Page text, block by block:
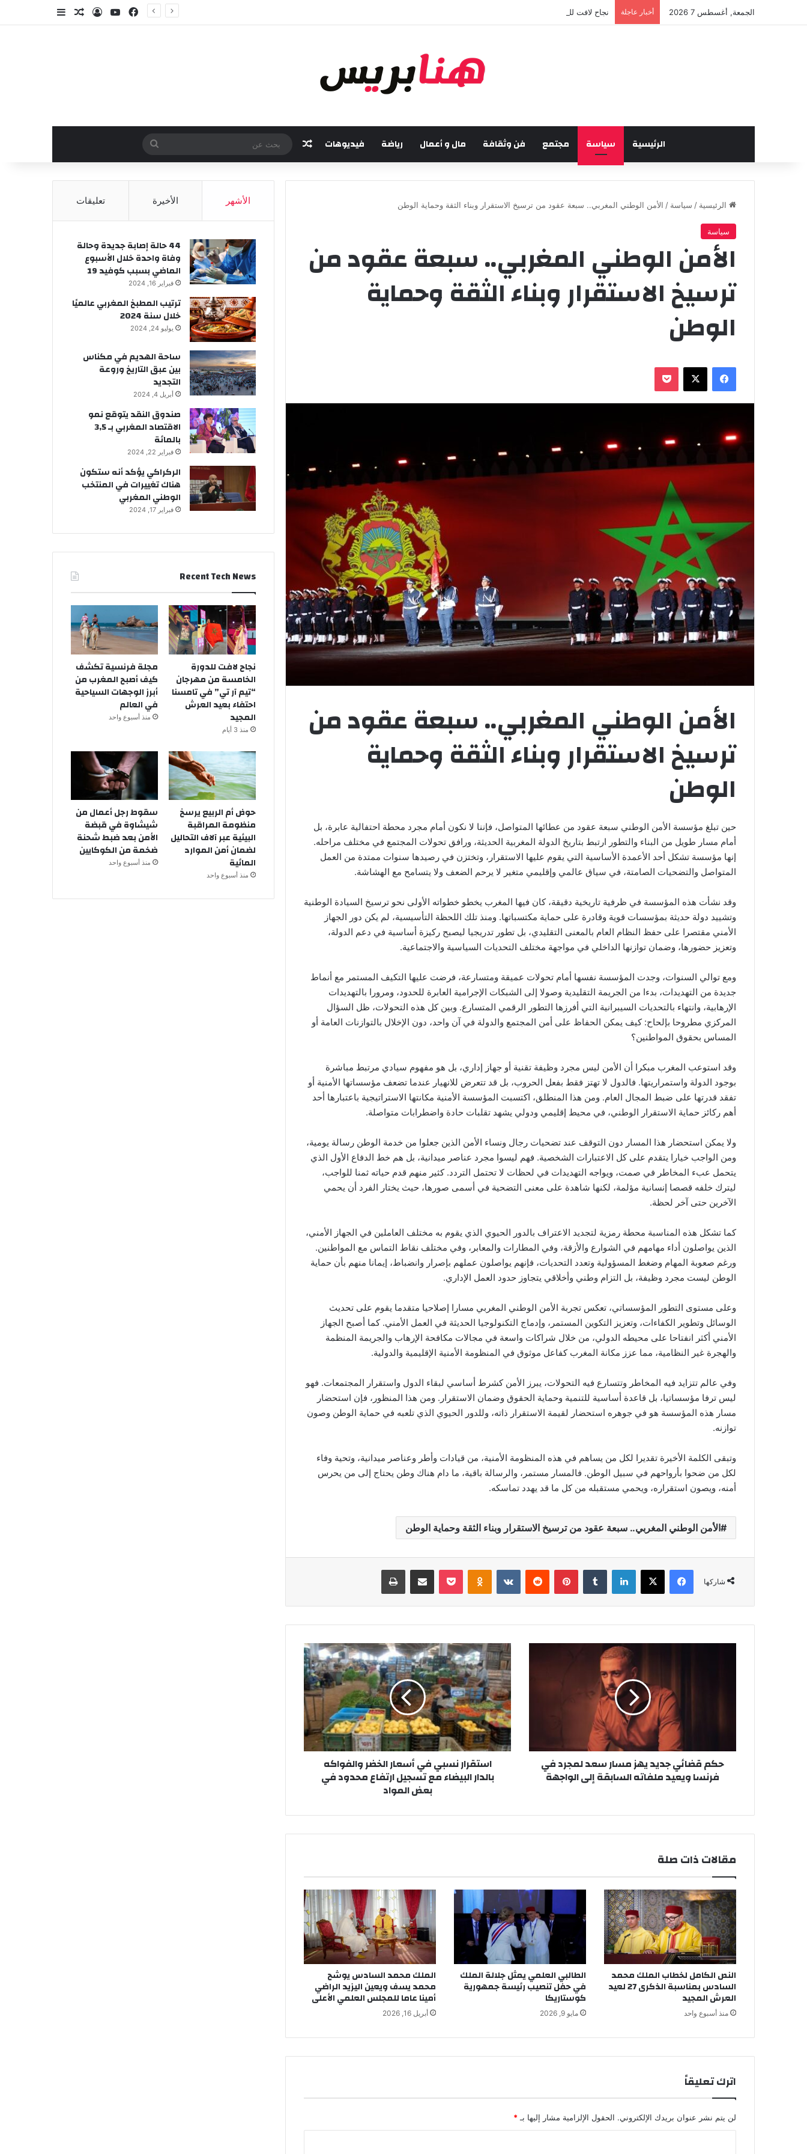
الجمعة, أغسطس 7 2026 أخبار عاجلة نجاح لافت للدورة الخامسة من مهرجان “تيم آر تي” في تامسنا احتفاء بعيد العرش المجيد فيسبوك‫YouTubeتسجيل الدخول
مقال عشوائي
الرئيسية سياسة مجتمع فن وثقافة مال و أعمال رياضة فيديوهات مقال عشوائي
عن
الرئيسية / سياسة / الأمن الوطني المغربي.. سبعة عقود من ترسيخ الاستقرار وبناء الثقة وحماية الوطن
سياسة
الأمن الوطني المغربي.. سبعة عقود من
ترسيخ الاستقرار وبناء الثقة وحماية
الوطن
فيسبوك
الأمن الوطني المغربي.. سبعة عقود من
ترسيخ الاستقرار وبناء الثقة وحماية
الوطن
حين تبلغ مؤسسة الأمن الوطني سبعة عقود من عطائها المتواصل، فإننا لا نكون أمام مجرد محطة احتفالية عابرة، بل
أمام مسار طويل من البناء والتطور ارتبط بتاريخ الدولة المغربية الحديثة، ورافق تحولات المجتمع في مختلف مراحله.
إنها مؤسسة تشكل أحد الأعمدة الأساسية التي يقوم عليها الاستقرار، وتختزن في رصيدها سنوات ممتدة من العمل
المتواصل والتضحيات الصامتة، في سياق عالمي وإقليمي متغير لا يرحم الضعف ولا يتسامح مع الهشاشة.
وقد نشأت هذه المؤسسة في ظرفية تاريخية دقيقة، كان فيها المغرب يخطو خطواته الأولى نحو ترسيخ السيادة الوطنية
وتشييد دولة حديثة بمؤسسات قوية وقادرة على حماية مكتسباتها. ومنذ تلك اللحظة التأسيسية، لم يكن دور الجهاز
الأمني مقتصرا على حفظ النظام العام بالمعنى التقليدي، بل تطور تدريجيا ليصبح ركيزة أساسية في دعم الدولة،
وتعزيز حضورها، وضمان توازنها الداخلي في مواجهة مختلف التحديات السياسية والاجتماعية.
ومع توالي السنوات، وجدت المؤسسة نفسها أمام تحولات عميقة ومتسارعة، فرضت عليها التكيف المستمر مع أنماط
جديدة من التهديدات، بدءا من الجريمة التقليدية وصولا إلى الشبكات الإجرامية العابرة للحدود، ومرورا بالتهديدات
الإرهابية، وانتهاء بالتحديات السيبرانية التي أفرزها التطور الرقمي المتسارع. وبين كل هذه التحولات، ظل السؤال
المركزي مطروحا بإلحاح: كيف يمكن الحفاظ على أمن المجتمع والدولة في آن واحد، دون الإخلال بالتوازنات العامة أو
المساس بحقوق المواطنين؟
وقد استوعب المغرب مبكرا أن الأمن ليس مجرد وظيفة تقنية أو جهاز إداري، بل هو مفهوم سيادي مرتبط مباشرة
بوجود الدولة واستمراريتها. فالدول لا تهتز فقط بفعل الحروب، بل قد تتعرض للانهيار عندما تضعف مؤسساتها الأمنية أو
تفقد قدرتها على ضبط المجال العام. ومن هذا المنطلق، اكتسبت المؤسسة الأمنية مكانتها الاستراتيجية باعتبارها أحد
أهم ركائز حماية الاستقرار الوطني، في محيط إقليمي ودولي يشهد تقلبات حادة واضطرابات متواصلة.
ولا يمكن استحضار هذا المسار دون التوقف عند تضحيات رجال ونساء الأمن الذين جعلوا من خدمة الوطن رسالة يومية،
ومن الواجب خيارا يتقدم على كل الاعتبارات الشخصية. فهم ليسوا مجرد عناصر ميدانية، بل هم خط الدفاع الأول الذي
يتحمل عبء المخاطر في صمت، ويواجه التهديدات في لحظات لا تحتمل التردد. كثير منهم قدم حياته ثمنا للواجب،
ليترك خلفه قصصا إنسانية مؤلمة، لكنها شاهدة على معنى التضحية في أسمى صورها، حيث يختار الفرد أن يحمي
الآخرين حتى آخر لحظة.
كما تشكل هذه المناسبة محطة رمزية لتجديد الاعتراف بالدور الحيوي الذي يقوم به مختلف العاملين في الجهاز الأمني،
الذين يواصلون أداء مهامهم في الشوارع والأزقة، وفي المطارات والمعابر، وفي مختلف نقاط التماس مع المواطنين.
ورغم صعوبة المهام وضغط المسؤولية وتعدد التحديات، فإنهم يواصلون عملهم بإصرار وانضباط، إيمانا منهم بأن حماية
الوطن ليست مجرد وظيفة، بل التزام وطني وأخلاقي يتجاوز حدود العمل الإداري.
وعلى مستوى التطور المؤسساتي، تعكس تجربة الأمن الوطني المغربي مسارا إصلاحيا متقدما يقوم على تحديث
الوسائل وتطوير الكفاءات، وتعزيز التكوين المستمر، وإدماج التكنولوجيا الحديثة في العمل الأمني. كما أصبح الجهاز
الأمني أكثر انفتاحا على محيطه الدولي، من خلال شراكات واسعة في مجالات مكافحة الإرهاب والجريمة المنظمة
والهجرة غير النظامية، مما عزز مكانة المغرب كفاعل موثوق في المنظومة الأمنية الإقليمية والدولية.
وفي عالم تتزايد فيه المخاطر وتتسارع فيه التحولات، يبرز الأمن كشرط أساسي لبقاء الدول واستقرار المجتمعات. فهو
ليس ترفا مؤسساتيا، بل قاعدة أساسية للتنمية وحماية الحقوق وضمان الاستقرار. ومن هذا المنظور، فإن استحضار
مسار هذه المؤسسة هو في جوهره استحضار لقيمة الاستقرار ذاته، وللدور الحيوي الذي تلعبه في حماية الوطن وصون
توازنه.
وتبقى الكلمة الأخيرة تقديرا لكل من يساهم في هذه المنظومة الأمنية، من قيادات وأطر وعناصر ميدانية، وتحية وفاء
لكل من ضحوا بأرواحهم في سبيل الوطن. فالمسار مستمر، والرسالة باقية، ما دام هناك وطن يحتاج إلى من يحرس
أمنه، ويصون استقراره، ويحمي مستقبله من كل ما قد يهدد تماسكه.
الأمن الوطني المغربي.. سبعة عقود من ترسيخ الاستقرار وبناء الثقة وحماية الوطن
شاركها
فيسبوك لينكدإن بينتيريست
ج
ه
ا
ر
س
ع
د
ل
م
ج
ر
د
ف
ي
ف
ن
و
ع
ي
د
حكم قضائي جديد يهز مسار سعد لمجرد في
فرنسا ويعيد ملفاته السابقة إلى الواجهة
ا
س
ت
ق
ر
ا
ر
ن
س
أ
ا
ل
خ
ض
ر
و
ا
ل
ف
و
ب
ل
استقرار نسبي في أسعار الخضر والفواكه
بالدار البيضاء مع تسجيل ارتفاع محدود في
بعض المواد
مقالات ذات صلة
النص الكامل لخطاب الملك محمد
السادس بمناسبة الذكرى 27 لعيد
العرش المجيد
منذ أسبوع واحد
الطالبي العلمي يمثل جلالة الملك
في حفل تنصيب رئيسة جمهورية
كوستاريكا
مايو 9, 2026
الملك محمد السادس يوشح
محمد يسف ويعين اليزيد الراضي
أمينا عاما للمجلس العلمي الأعلى
أبريل 16, 2026
اترك تعليقاً
لن يتم نشر عنوان بريدك الإلكتروني. الحقول الإلزامية مشار إليها بـ *
الأشهر الأخيرة تعليقات
44 حالة إصابة جديدة وحالة
وفاة واحدة خلال الأسبوع
الماضي بسبب كوفيد 19
فبراير 16, 2024
ترتيب المطبخ المغربي عالميًا
خلال سنة 2024
يوليو 24, 2024
ساحة الهديم في مكناس
بين عبق التاريخ وروعة
التجديد
أبريل 4, 2024
صندوق النقد يتوقع نمو
الاقتصاد المغربي بـ 3,5
بالمائة
فبراير 22, 2024
الركراكي يؤكد أنه ستكون
هناك تغييرات في المنتخب
الوطني المغربي
فبراير 17, 2024
Recent Tech News
نجاح لافت للدورة
الخامسة من مهرجان
“تيم آر تي” في تامسنا
احتفاء بعيد العرش
المجيد
منذ 3 أيام
مجلة فرنسية تكشف
كيف أصبح المغرب من
أبرز الوجهات السياحية
في العالم
منذ أسبوع واحد
حوض أم الربيع يرسخ
منظومة المراقبة
البيئية عبر آلاف التحاليل
لضمان أمن الموارد
المائية
منذ أسبوع واحد
سقوط رجل أعمال من
شيشاوة في قبضة
الأمن بعد ضبط شحنة
ضخمة من الكوكايين
منذ أسبوع واحد